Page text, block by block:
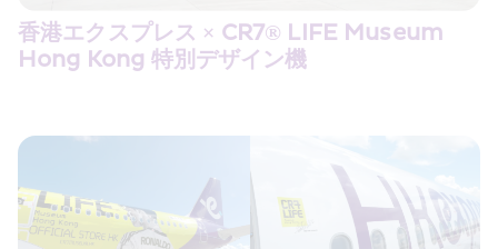
香港エクスプレス × CR7® LIFE Museum
Hong Kong 特別デザイン機